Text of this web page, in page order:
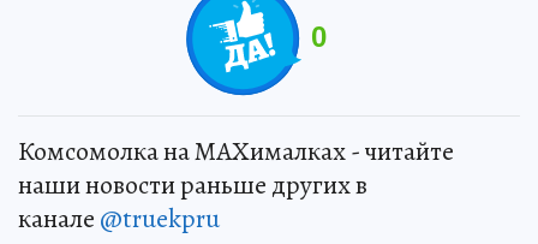
0
Комсомолка на MAXималках - читайте
наши новости раньше других в
канале @truekpru